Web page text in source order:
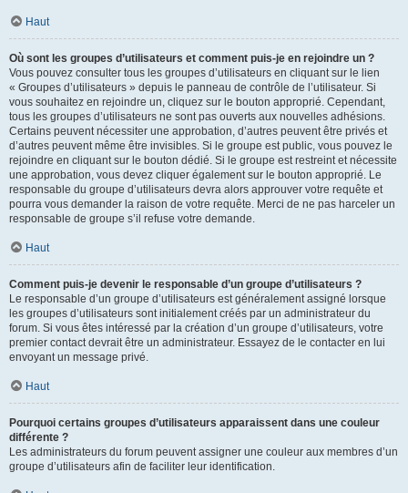
Haut
Où sont les groupes d’utilisateurs et comment puis-je en rejoindre un ?
Vous pouvez consulter tous les groupes d’utilisateurs en cliquant sur le lien
« Groupes d’utilisateurs » depuis le panneau de contrôle de l’utilisateur. Si
vous souhaitez en rejoindre un, cliquez sur le bouton approprié. Cependant,
tous les groupes d’utilisateurs ne sont pas ouverts aux nouvelles adhésions.
Certains peuvent nécessiter une approbation, d’autres peuvent être privés et
d’autres peuvent même être invisibles. Si le groupe est public, vous pouvez le
rejoindre en cliquant sur le bouton dédié. Si le groupe est restreint et nécessite
une approbation, vous devez cliquer également sur le bouton approprié. Le
responsable du groupe d’utilisateurs devra alors approuver votre requête et
pourra vous demander la raison de votre requête. Merci de ne pas harceler un
responsable de groupe s’il refuse votre demande.
Haut
Comment puis-je devenir le responsable d’un groupe d’utilisateurs ?
Le responsable d’un groupe d’utilisateurs est généralement assigné lorsque
les groupes d’utilisateurs sont initialement créés par un administrateur du
forum. Si vous êtes intéressé par la création d’un groupe d’utilisateurs, votre
premier contact devrait être un administrateur. Essayez de le contacter en lui
envoyant un message privé.
Haut
Pourquoi certains groupes d’utilisateurs apparaissent dans une couleur
différente ?
Les administrateurs du forum peuvent assigner une couleur aux membres d’un
groupe d’utilisateurs afin de faciliter leur identification.